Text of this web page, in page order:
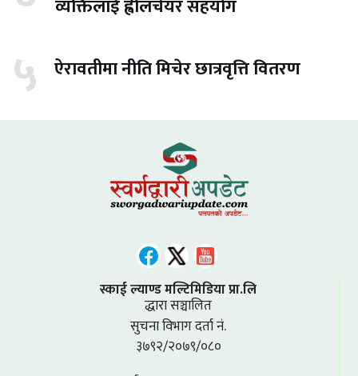
व्यक्तिलाई ह्वीलचेयर सहयोग
५ ऐरावतीमा नीति मिचेर छात्रवृत्ति वितरण
स्काई ल्याण्ड मल्टिमिडिया प्रा.लि
द्धारा सञ्चालित
सुचना विभाग दर्ता नं.
३७९२/२०७९/०८०